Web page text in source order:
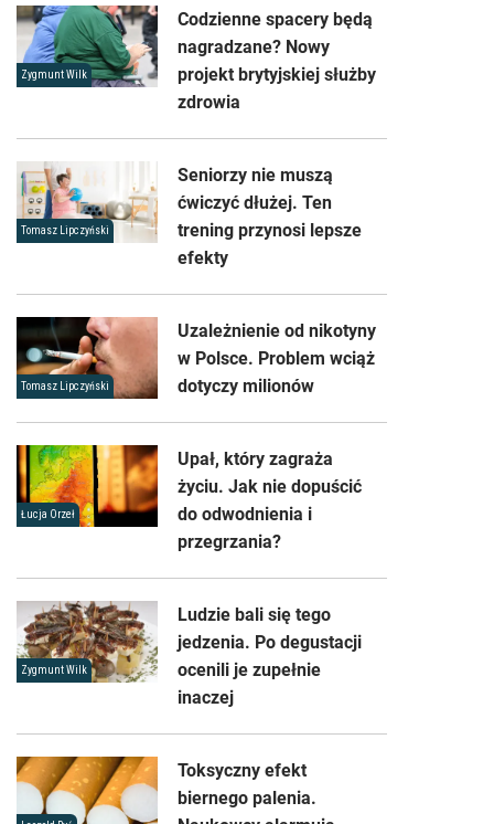
Zygmunt Wilk
Codzienne spacery będą
nagradzane? Nowy
projekt brytyjskiej służby
zdrowia
Tomasz Lipczyński
Seniorzy nie muszą
ćwiczyć dłużej. Ten
trening przynosi lepsze
efekty
Tomasz Lipczyński
Uzależnienie od nikotyny
w Polsce. Problem wciąż
dotyczy milionów
Łucja Orzeł
Upał, który zagraża
życiu. Jak nie dopuścić
do odwodnienia i
przegrzania?
Zygmunt Wilk
Ludzie bali się tego
jedzenia. Po degustacji
ocenili je zupełnie
inaczej
Toksyczny efekt
biernego palenia.